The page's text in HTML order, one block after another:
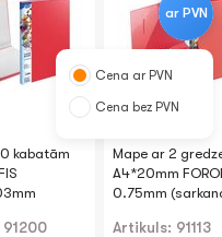
kabatām
Mape ar 2
A4*20mm
0.75mm
Artikuls: 91113
ar PVN
Cena ar PVN
Cena bez PVN